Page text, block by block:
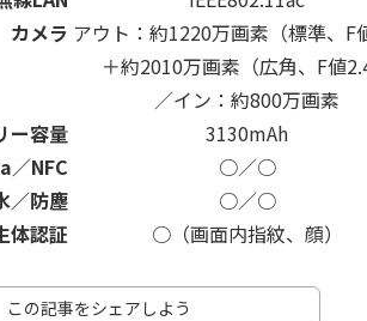
カメラ アウト：約1220万画素（標準、F
＋約2010万画素（広角、F値
／イン：約800万画素
ー容量
3130mAh
／NFC
○／○
／防塵
○／○
体認証
○（画面内指紋、顔）
この記事をシェアしよう